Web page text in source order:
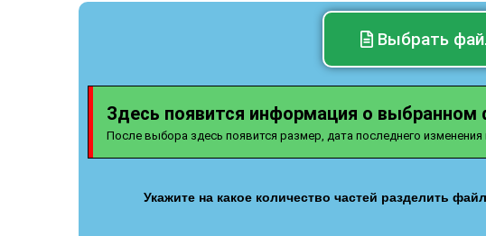
Выбрать
Здесь появится информация о выбранном
После выбора здесь появится размер, дата последнего изменения
Укажите на какое количество частей разделить файл